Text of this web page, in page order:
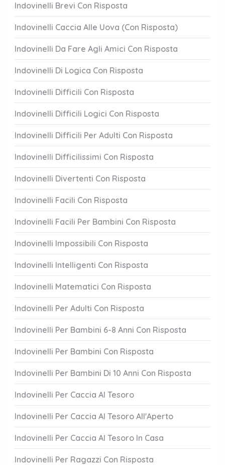
Indovinelli Brevi Con Risposta
Indovinelli Caccia Alle Uova (Con Risposta)
Indovinelli Da Fare Agli Amici Con Risposta
Indovinelli Di Logica Con Risposta
Indovinelli Difficili Con Risposta
Indovinelli Difficili Logici Con Risposta
Indovinelli Difficili Per Adulti Con Risposta
Indovinelli Difficilissimi Con Risposta
Indovinelli Divertenti Con Risposta
Indovinelli Facili Con Risposta
Indovinelli Facili Per Bambini Con Risposta
Indovinelli Impossibili Con Risposta
Indovinelli Intelligenti Con Risposta
Indovinelli Matematici Con Risposta
Indovinelli Per Adulti Con Risposta
Indovinelli Per Bambini 6-8 Anni Con Risposta
Indovinelli Per Bambini Con Risposta
Indovinelli Per Bambini Di 10 Anni Con Risposta
Indovinelli Per Caccia Al Tesoro
Indovinelli Per Caccia Al Tesoro All'Aperto
Indovinelli Per Caccia Al Tesoro In Casa
Indovinelli Per Ragazzi Con Risposta